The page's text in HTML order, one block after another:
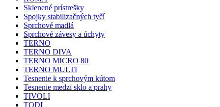
Sklenené prístrešky
Spojky stabilizačných tyčí
Sprchové madlá
Sprchové závesy a úchyty
TERNO
TERNO DIVA
TERNO MICRO 80
TERNO MULTI
Tesnenie k sprchovým kútom
Tesnenie medzi sklo a prahy
TIVOLI
TODI